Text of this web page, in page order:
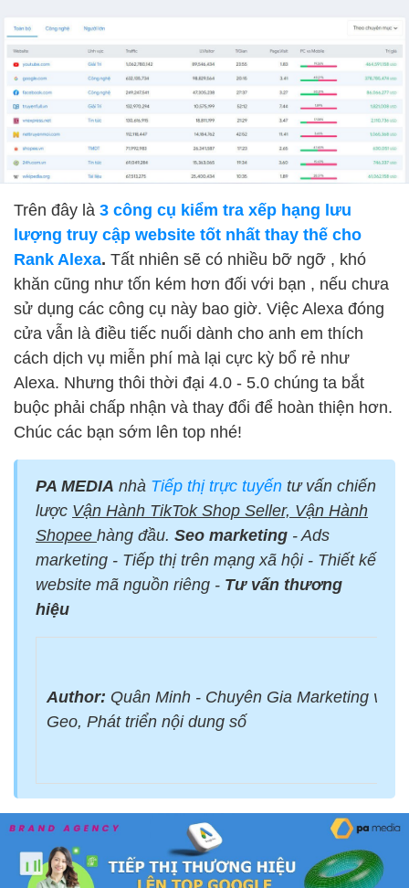
Trên đây là 3 công cụ kiểm tra xếp hạng lưu
lượng truy cập website tốt nhất thay thế cho
Rank Alexa. Tất nhiên sẽ có nhiều bỡ ngỡ , khó
khăn cũng như tốn kém hơn đối với bạn , nếu chưa
sử dụng các công cụ này bao giờ. Việc Alexa đóng
cửa vẫn là điều tiếc nuối dành cho anh em thích
cách dịch vụ miễn phí mà lại cực kỳ bổ rẻ như
Alexa. Nhưng thôi thời đại 4.0 - 5.0 chúng ta bắt
buộc phải chấp nhận và thay đổi để hoàn thiện hơn.
Chúc các bạn sớm lên top nhé!
PA MEDIA nhà Tiếp thị trực tuyến tư vấn chiến
lược Vận Hành TikTok Shop Seller, Vận Hành
Shopee hàng đầu. Seo marketing - Ads
marketing - Tiếp thị trên mạng xã hội - Thiết kế
website mã nguồn riêng - Tư vấn thương
hiệu
Author: Quân Minh - Chuyên Gia Marketing với
Geo, Phát triển nội dung số